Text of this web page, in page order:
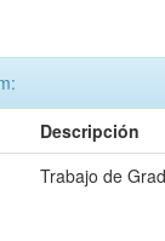
Descripción
Trabajo de